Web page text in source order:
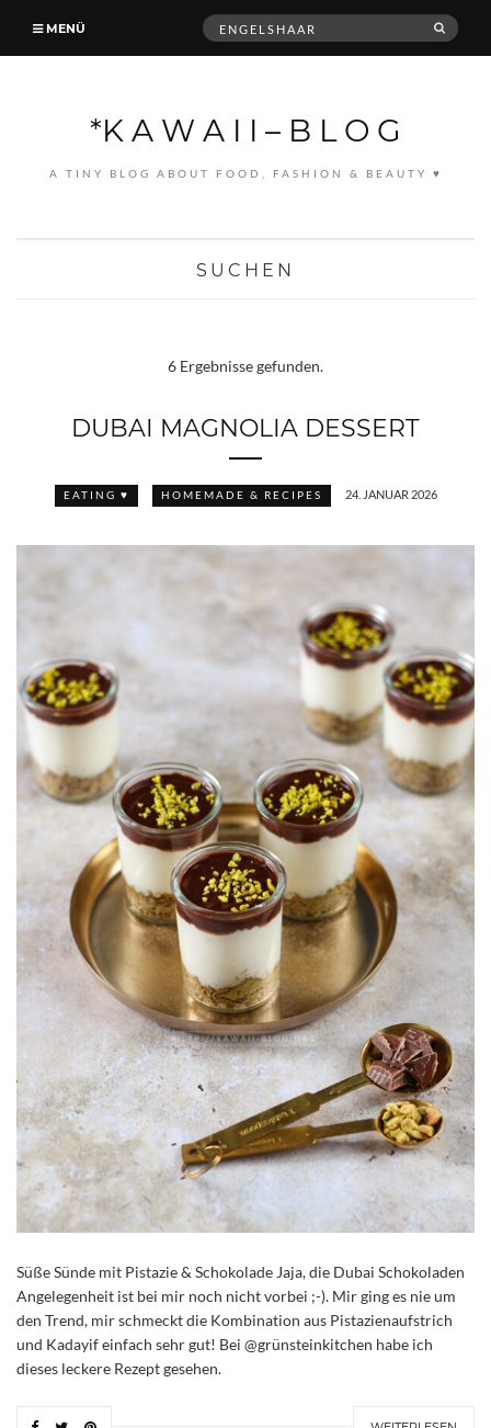
MENÜ
Suche
*K A W A I I – B L O G
A TINY BLOG ABOUT FOOD, FASHION & BEAUTY ♥
SUCHEN
6 Ergebnisse gefunden.
DUBAI MAGNOLIA DESSERT
EATING ♥ HOMEMADE & RECIPES 24. JANUAR 2026
Süße Sünde mit Pistazie & Schokolade Jaja, die Dubai Schokoladen
Angelegenheit ist bei mir noch nicht vorbei ;-). Mir ging es nie um
den Trend, mir schmeckt die Kombination aus Pistazienaufstrich
und Kadayif einfach sehr gut! Bei @grünsteinkitchen habe ich
dieses leckere Rezept gesehen.